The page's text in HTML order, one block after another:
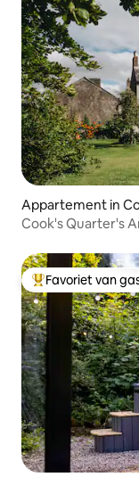
Appartement in
Cook's Quarter's
Topfavoriet van
Favoriet van